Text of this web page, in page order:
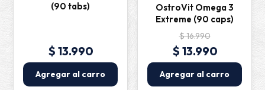
(90 tabs)
$ 13.990
Agregar al carro
OstroVit Omega 3
Extreme (90 caps)
$ 16.990
$ 13.990
Agregar al carro